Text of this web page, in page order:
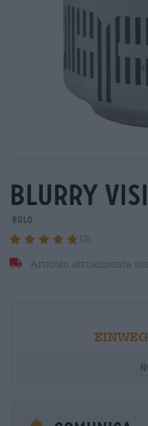
blurry
BRLO
(3)
Articolo attualmente
EINWEG